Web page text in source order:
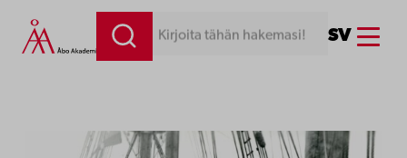
Siirry
sisältöön
Kirjoita tähän hakemasi! SV Menu